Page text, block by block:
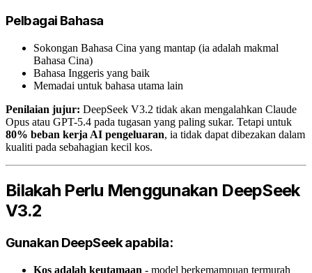
Pelbagai Bahasa
Sokongan Bahasa Cina yang mantap (ia adalah makmal
Bahasa Cina)
Bahasa Inggeris yang baik
Memadai untuk bahasa utama lain
Penilaian jujur: DeepSeek V3.2 tidak akan mengalahkan Claude
Opus atau GPT-5.4 pada tugasan yang paling sukar. Tetapi untuk
80% beban kerja AI pengeluaran, ia tidak dapat dibezakan dalam
kualiti pada sebahagian kecil kos.
Bilakah Perlu Menggunakan DeepSeek
V3.2
Gunakan DeepSeek apabila:
Kos adalah keutamaan - model berkemampuan termurah